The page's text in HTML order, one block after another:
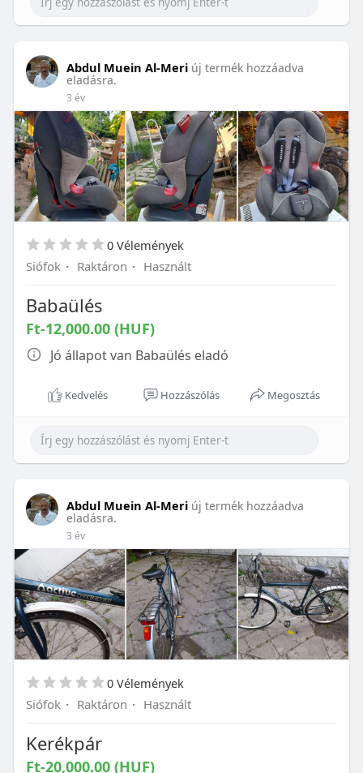
Abdul Muein Al-Meri új termék hozzáadva
eladásra.
3 év
0 Vélemények
Siófok · Raktáron · Használt
Babaülés
Ft-12,000.00 (HUF)
Jó állapot van Babaülés eladó
Kedvelés Hozzászólás Megosztás
Abdul Muein Al-Meri új termék hozzáadva
eladásra.
3 év
0 Vélemények
Siófok · Raktáron · Használt
Kerékpár
Ft-20,000.00 (HUF)